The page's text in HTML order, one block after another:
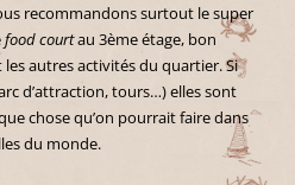
recommandons surtout le super
food courtau 3ème étage, bon
les autres activités du quartier. Si
d’attraction, tours…) elles sont
chose qu’on pourrait faire dans
du monde.